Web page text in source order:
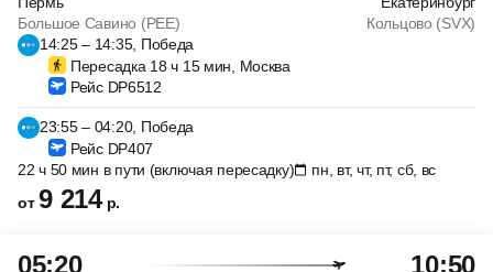
Большое Савино (PEE)
Кольцово (SVX)
14:25 – 14:35, Победа
Пересадка 18 ч 15 мин, Москва
Рейс DP6512
23:55 – 04:20, Победа
Рейс DP407
22 ч 50 мин в пути (включая пересадку)
пн, вт, чт, пт, сб, вс
от9 214 р.
05:20 10:50